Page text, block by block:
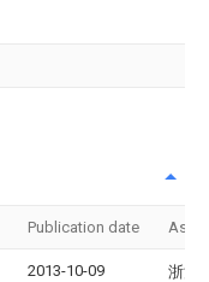
Publication date
2013-10-09
浙江